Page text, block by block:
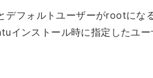
デフォルトユーザーがrootにな
インストール時に指定したユー